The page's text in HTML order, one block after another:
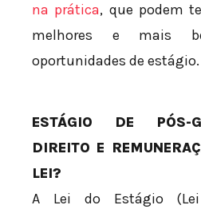
na prática, que podem
melhores e mais
oportunidades de estágio.
ESTÁGIO DE PÓS-
DIREITO E
LEI?
A Lei do Estágio (Lei